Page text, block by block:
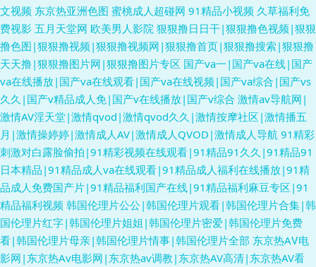
文视频 东京热亚洲色图 蜜桃成人超碰网 91精品小视频 久草福利免
费视影 五月天堂网 欧美男人影院 狠狠撸日日干|狠狠撸色视频|狠狠
撸色图|狠狠撸视频|狠狠撸视频网|狠狠撸首页|狠狠撸搜索|狠狠撸
天天撸|狠狠撸图片网|狠狠撸图片专区 国产va一|国产va在线|国产
va在线播放|国产va在线观看|国产va在线视频|国产va综合|国产vs
久久|国产v精品成人免|国产v在线播放|国产v综合 激情av导航网|
激情AV淫天堂|激情qvod|激情qvod久久|激情按摩社区|激情播五
月|激情操婷婷|激情成人AV|激情成人QVOD|激情成人导航 91精彩
刺激对白露脸偷拍|91精彩视频在线观看|91精品91久久|91精品91
日本精品|91精品成人va在线观看|91精品成人福利在线播放|91精
品成人免费国产片|91精品福利国产在线|91精品福利麻豆专区|91
精品福利视频 韩国伦理片公公|韩国伦理片观看|韩国伦理片合集|韩
国伦理片红字|韩国伦理片姐姐|韩国伦理片密爱|韩国伦理片免费
看|韩国伦理片母亲|韩国伦理片情事|韩国伦理片全部 东京热AⅤ电
影网|东京热Av电影网|东京热av调教|东京热AV高清|东京热AV看